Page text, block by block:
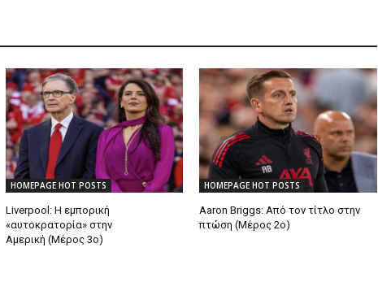
HOMEPAGE HOT POSTS
Liverpool: Η εμπορική
«αυτοκρατορία» στην
Αμερική (Μέρος 3ο)
HOMEPAGE HOT POSTS
Aaron Briggs: Από τον τίτλο στην
πτώση (Μέρος 2ο)